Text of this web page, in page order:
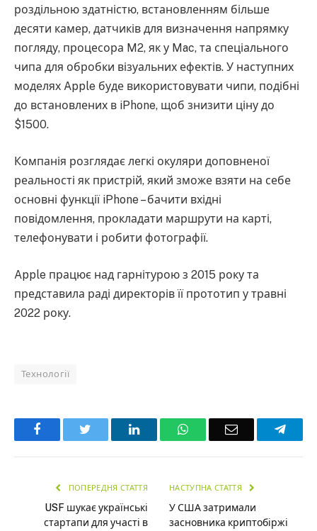
роздільною здатністю, встановленням більше
десяти камер, датчиків для визначення напрямку
погляду, процесора M2, як у Mac, та спеціального
чипа для обробки візуальних ефектів. У наступних
моделях Apple буде використовувати чипи, подібні
до встановлених в iPhone, щоб знизити ціну до
$1500.
Компанія розглядає легкі окуляри доповненої
реальності як пристрій, який зможе взяти на себе
основні функції iPhone – бачити вхідні
повідомлення, прокладати маршрути на карті,
телефонувати і робити фотографії.
Apple працює над гарнітурою з 2015 року та
представила раді директорів її прототип у травні
2022 року.
Технології
Facebook LinkedInWhatsAppEmail
ПОПЕРЕДНЯ СТАТТЯ
USF шукає українські
стартапи для участі в
НАСТУПНА СТАТТЯ
У США затримали
засновника криптобіржі